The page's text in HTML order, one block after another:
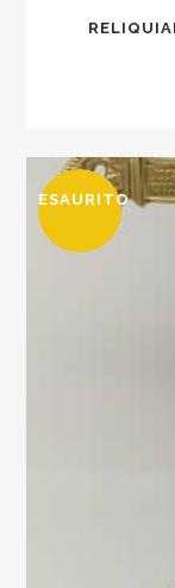
ESAURITO